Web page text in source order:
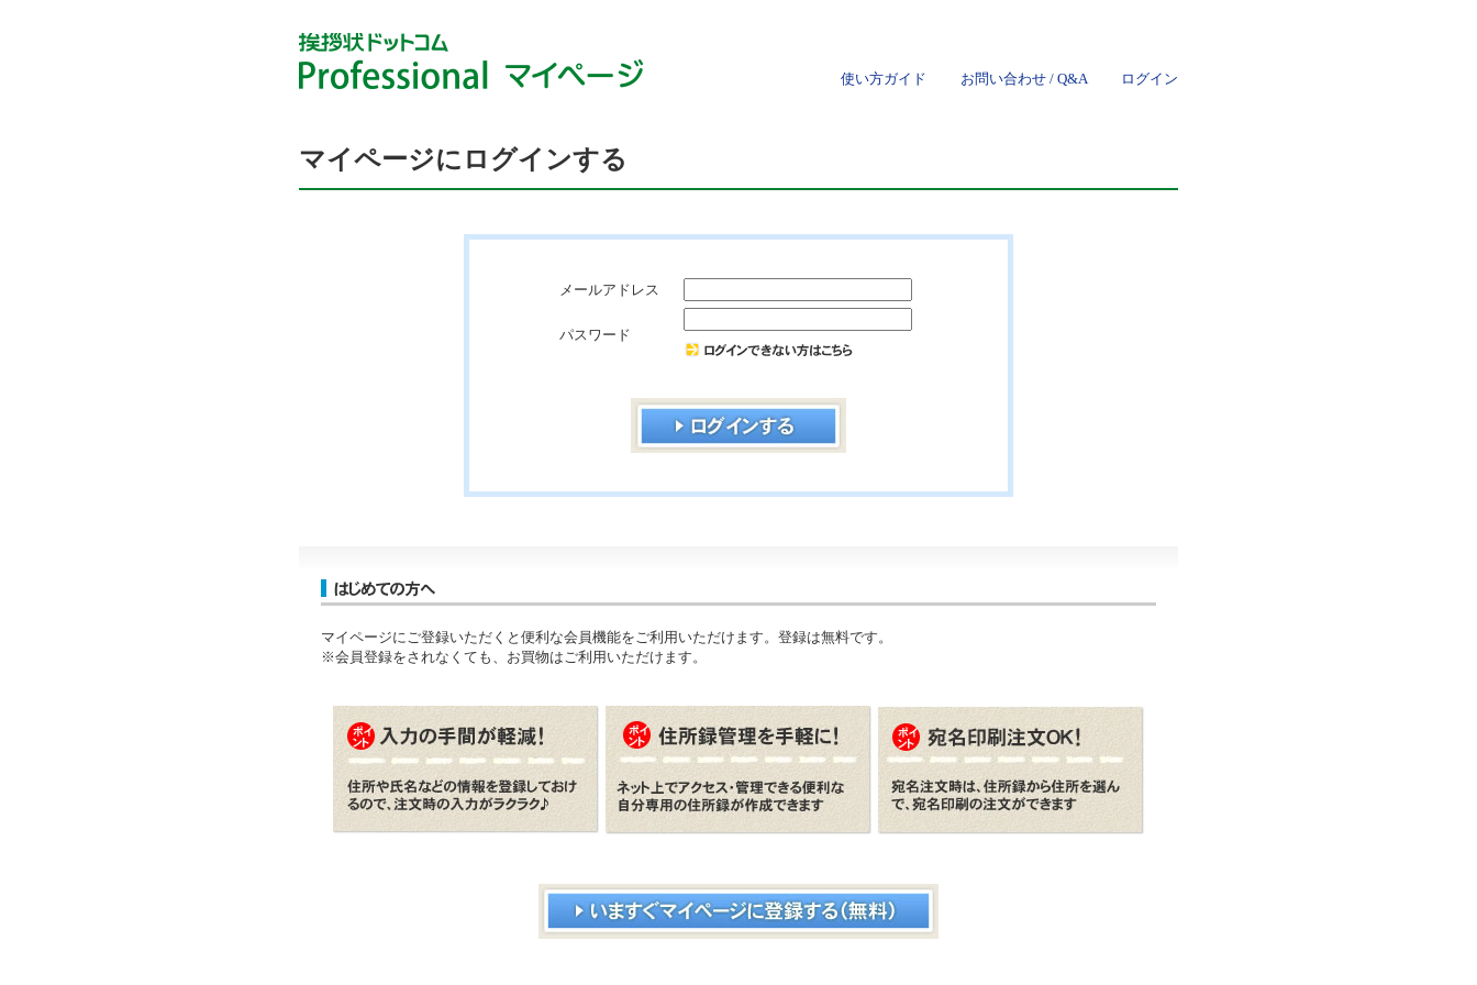
使い方ガイド お問い合わせ / Q&A ログイン
マイページにログインする
メールアドレス
パスワード
マイページにご登録いただくと便利な会員機能をご利用いただけます。登録は無料です。
※会員登録をされなくても、お買物はご利用いただけます。